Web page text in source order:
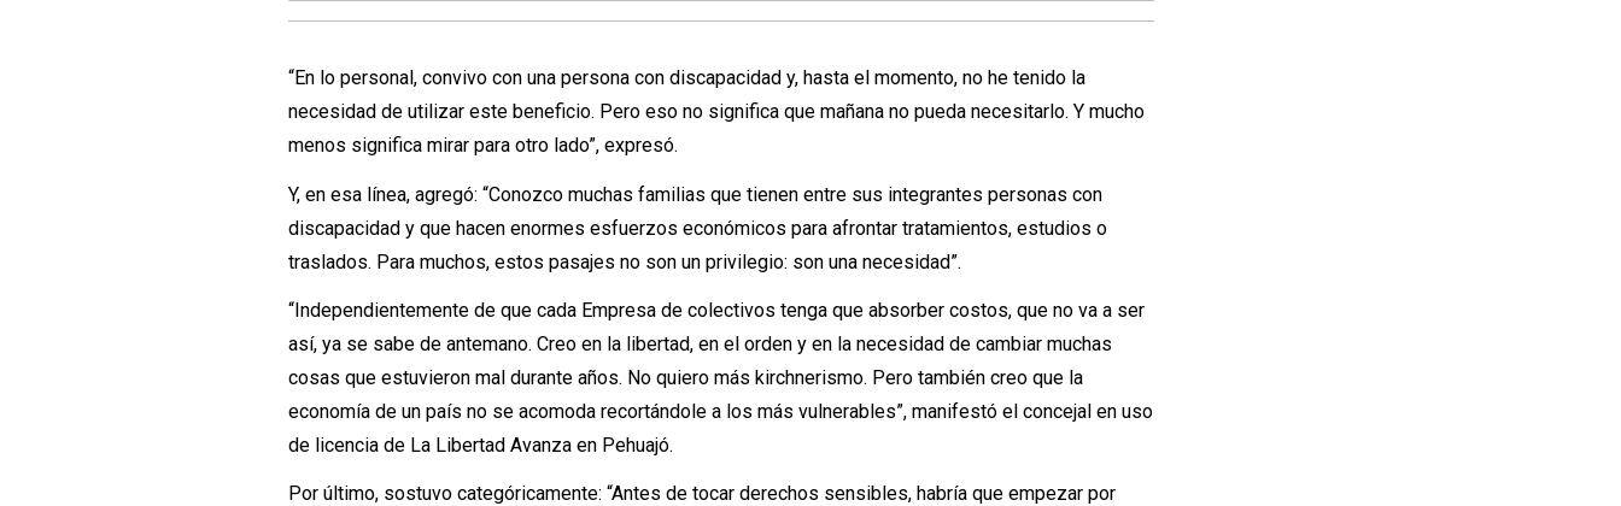
“En lo personal, convivo con una persona con discapacidad y, hasta el momento, no he tenido la
necesidad de utilizar este beneficio. Pero eso no significa que mañana no pueda necesitarlo. Y mucho
menos significa mirar para otro lado”, expresó.
Y, en esa línea, agregó: “Conozco muchas familias que tienen entre sus integrantes personas con
discapacidad y que hacen enormes esfuerzos económicos para afrontar tratamientos, estudios o
traslados. Para muchos, estos pasajes no son un privilegio: son una necesidad”.
“Independientemente de que cada Empresa de colectivos tenga que absorber costos, que no va a ser
así, ya se sabe de antemano. Creo en la libertad, en el orden y en la necesidad de cambiar muchas
cosas que estuvieron mal durante años. No quiero más kirchnerismo. Pero también creo que la
economía de un país no se acomoda recortándole a los más vulnerables”, manifestó el concejal en uso
de licencia de La Libertad Avanza en Pehuajó.
Por último, sostuvo categóricamente: “Antes de tocar derechos sensibles, habría que empezar por